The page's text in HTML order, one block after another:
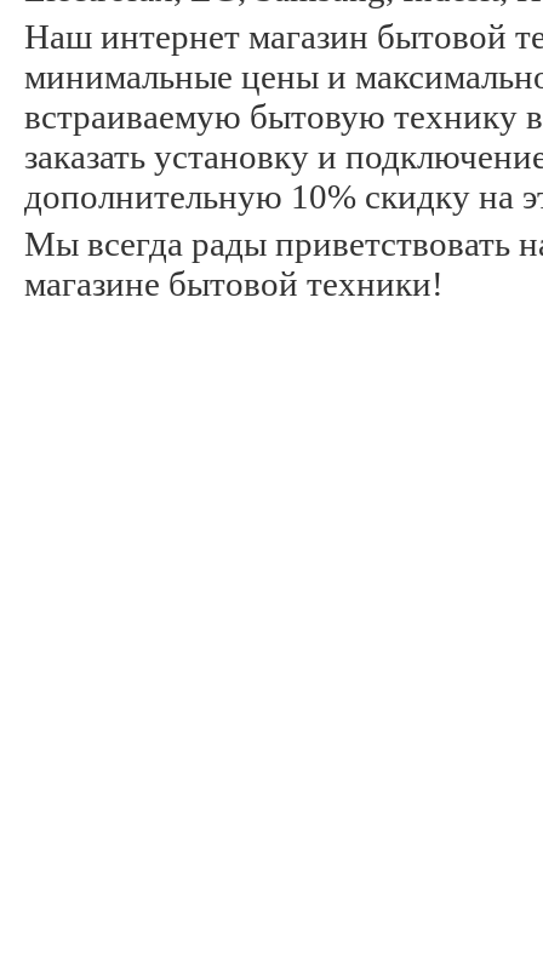
Наш интернет магазин бытовой
минимальные цены и
встраиваемую бытовую технику
заказать установку и
дополнительную 10% скидку на
Мы всегда рады приветствовать
магазине бытовой техники!